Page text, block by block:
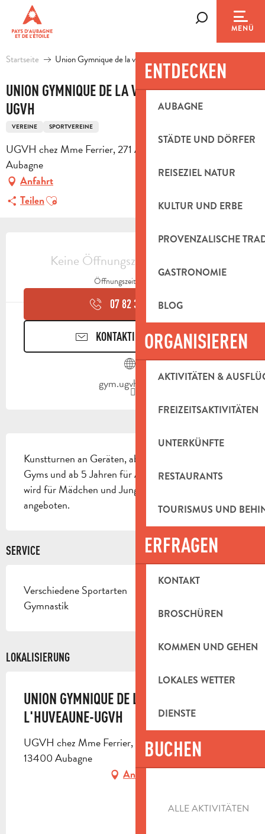
contenu
principal
MENÜ
ENTDECKEN
AUBAGNE
STÄDTE UND DÖRFER
REISEZIEL NATUR
KULTUR UND ERBE
PROVENZALISCHE
GASTRONOMIE
BLOG
ORGANISIEREN
AKTIVITÄTEN &
FREIZEITSAKTIVITÄTEN
UNTERKÜNFTE
RESTAURANTS
TOURISMUS UND
ERFRAGEN
KONTAKT
BROSCHÜREN
KOMMEN UND GEHEN
LOKALES WETTER
DIENSTE
BUCHEN
ALLE AKTIVITÄTEN
Startseite Union Gymnique de la vallée de l'Huveaune-UGVH
UNION GYMNIQUE DE LA VALLÉE DE L'HUVEAUNE-
UGVH
VEREINE SPORTVEREINE
UGVH chez Mme Ferrier, 271 Avenue De la Paix, 13400
Aubagne
Anfahrt
TeilenAjouter aux favoris
ÖFFNUNGSZEITEN &
Keine Öffnungszeiten hinterlegt
Öffnungszeiten ansehen
07 82 38 12▒▒
KONTAKTIEREN SIE UNS
gym.ugvh.free.fr
Kunstturnen an Geräten, ab 2,5 Jahren für Baby-
Gyms und ab 5 Jahren für Anfänger. Das Turnen
wird für Mädchen und Jungen aller Niveaustufen
angeboten.
SERVICE
Verschiedene Sportarten
Gymnastik
LOKALISIERUNG
UNION GYMNIQUE DE LA VALLÉE DE
L'HUVEAUNE-UGVH
UGVH chez Mme Ferrier, 271 Avenue De la Paix,
13400 Aubagne
Anfahrt